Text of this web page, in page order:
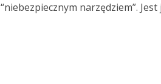
“niebezpiecznym narzędziem”.